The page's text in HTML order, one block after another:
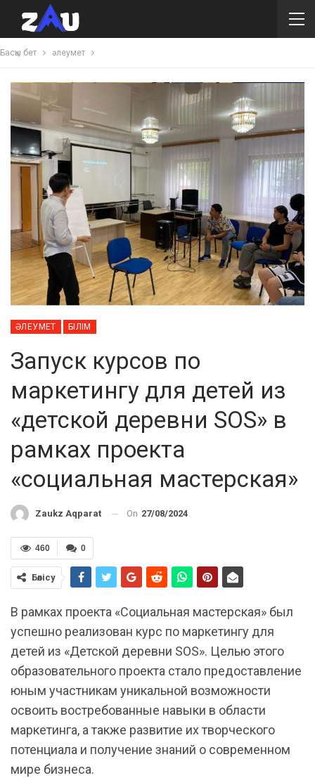
Басқы бет әлеумет
ӘЛЕУМЕТ БІЛІМ
Запуск курсов по
маркетингу для детей из
«детской деревни SOS» в
рамках проекта
«социальная мастерская»
Zaukz Aqparat On 27/08/2024
0
460
Бөлісу
В рамках проекта «Социальная мастерская» был
успешно реализован курс по маркетингу для
детей из «Детской деревни SOS». Целью этого
образовательного проекта стало предоставление
юным участникам уникальной возможности
освоить востребованные навыки в области
маркетинга, а также развитие их творческого
потенциала и получение знаний о современном
мире бизнеса.